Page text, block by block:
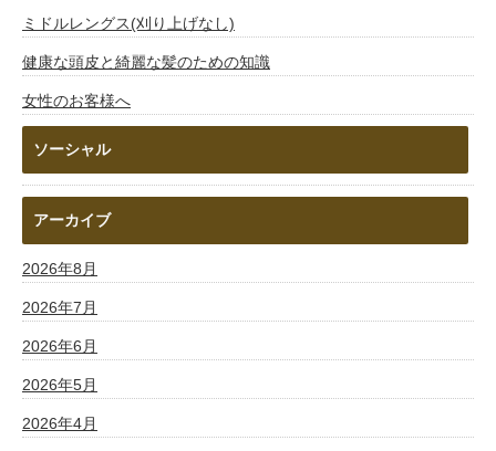
ミドルレングス(刈り上げなし)
健康な頭皮と綺麗な髪のための知識
女性のお客様へ
ソーシャル
アーカイブ
2026年8月
2026年7月
2026年6月
2026年5月
2026年4月